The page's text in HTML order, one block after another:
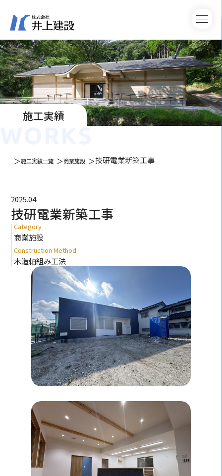
施工実績
施工実績一覧 商業施設 技研電業新築工事
2025.04
技研電業新築工事
Category
商業施設
Construction Method
木造軸組み工法